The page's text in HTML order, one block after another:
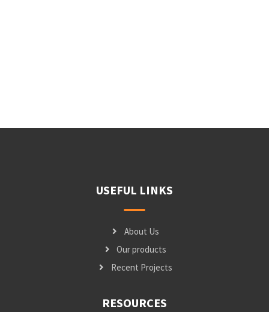
USEFUL LINKS
About Us
Our products
Recent Projects
RESOURCES